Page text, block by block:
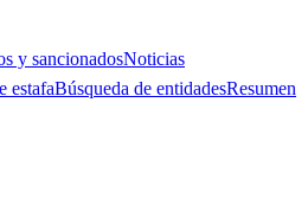
y sancionadosNoticias
estafaBúsqueda de entidadesResumen